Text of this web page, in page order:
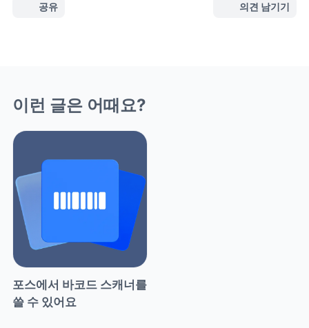
공유 의견 남기기
이런 글은 어때요?
포스에서 바코드 스캐너를
쓸 수 있어요